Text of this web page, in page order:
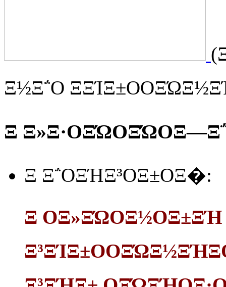
Ξ½Ξ΅Ο
Ξ
Ξ Ξ΅ΟΞΉΞ³ΟΞ±ΟΞ�:
Ξ ΟΞ»ΞΏΟΞ½ΟΞ±ΞΉ